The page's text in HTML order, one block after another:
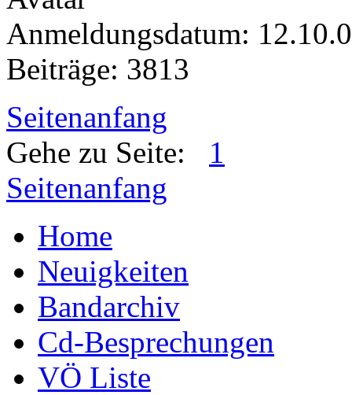
Anmeldungsdatum:
Beiträge: 3813
Seitenanfang
Gehe zu Seite: 1
Seitenanfang
Home
Neuigkeiten
Bandarchiv
Cd-Besprechungen
VÖ Liste